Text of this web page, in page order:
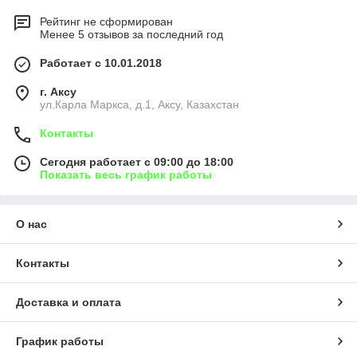
Рейтинг не сформирован
Менее 5 отзывов за последний год
Работает с 10.01.2018
г. Аксу
ул.Карла Маркса, д.1, Аксу, Казахстан
Контакты
Сегодня работает с 09:00 до 18:00
Показать весь график работы
О нас
Контакты
Доставка и оплата
График работы